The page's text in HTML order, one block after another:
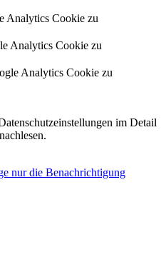
Analytics Cookie zu
Analytics Cookie zu
Analytics Cookie zu
im Detail
nur die Benachrichtigung